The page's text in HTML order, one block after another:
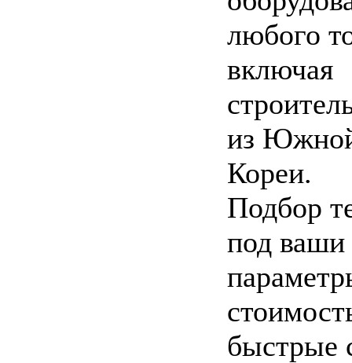
любого
включая
из
Кореи.
Подбор
под ваши
быстрые